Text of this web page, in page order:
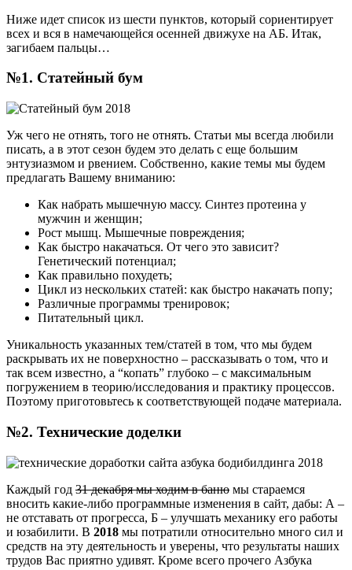
Ниже идет список из шести пунктов, который сориентирует
всех и вся в намечающейся осенней движухе на АБ. Итак,
загибаем пальцы…
№1. Статейный бум
Уж чего не отнять, того не отнять. Статьи мы всегда любили
писать, а в этот сезон будем это делать с еще большим
энтузиазмом и рвением. Собственно, какие темы мы будем
предлагать Вашему вниманию:
Как набрать мышечную массу. Синтез протеина у
мужчин и женщин;
Рост мышц. Мышечные повреждения;
Как быстро накачаться. От чего это зависит?
Генетический потенциал;
Как правильно похудеть;
Цикл из нескольких статей: как быстро накачать попу;
Различные программы тренировок;
Питательный цикл.
Уникальность указанных тем/статей в том, что мы будем
раскрывать их не поверхностно – рассказывать о том, что и
так всем известно, а “копать” глубоко – с максимальным
погружением в теорию/исследования и практику процессов.
Поэтому приготовьтесь к соответствующей подаче материала.
№2. Технические доделки
Каждый год 31 декабря мы ходим в баню мы стараемся
вносить какие-либо программные изменения в сайт, дабы: А –
не отставать от прогресса, Б – улучшать механику его работы
и юзабилити. В 2018 мы потратили относительно много сил и
средств на эту деятельность и уверены, что результаты наших
трудов Вас приятно удивят. Кроме всего прочего Азбука